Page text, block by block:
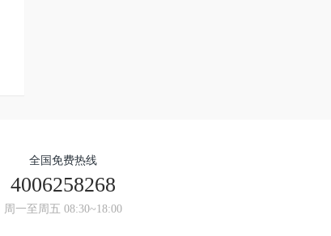
全国免费热线
4006258268
周一至周五 08:30~18:00